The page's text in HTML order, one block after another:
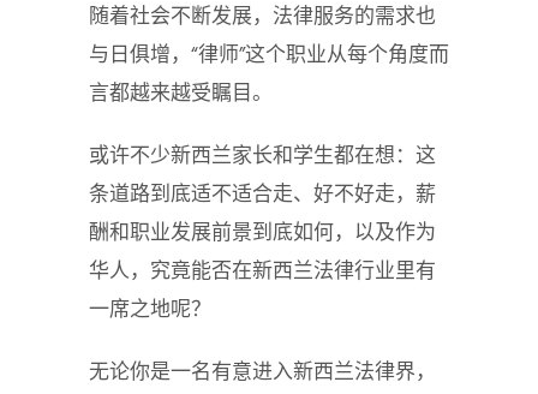
随着社会不断发展，法律服务的需求也
与日俱增，“律师”这个职业从每个角度而
言都越来越受瞩目。
或许不少新西兰家长和学生都在想：这
条道路到底适不适合走、好不好走，薪
酬和职业发展前景到底如何，以及作为
华人，究竟能否在新西兰法律行业里有
一席之地呢？
无论你是一名有意进入新西兰法律界，